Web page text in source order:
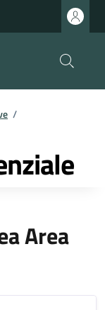
/
Area